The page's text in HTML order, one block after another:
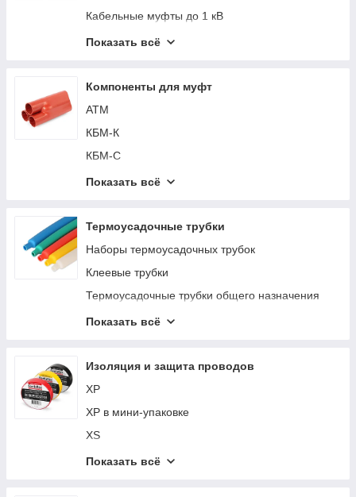
Набор НШВИ М-3450-2
НШВИ (GLW)
Кабельные муфты до 1 кВ
Кабельные муфты 6-10 кВ
Муфты для уличного освещения
Показать всё
Компоненты для муфт
АТМ
КБМ-К
КБМ-С
КЗП
КМПБ
КТ
КТИ
КУ
Показать всё
Термоусадочные трубки
Наборы термоусадочных трубок
Клеевые трубки
Термоусадочные трубки общего назначения
Высоковольтные трубки
Показать всё
Изоляция и защита проводов
XP
XP в мини-упаковке
XS
XS в мини-упаковке
Показать всё